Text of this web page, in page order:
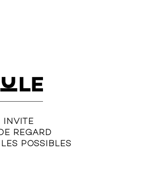
INVITE
REGARD
POSSIBLES